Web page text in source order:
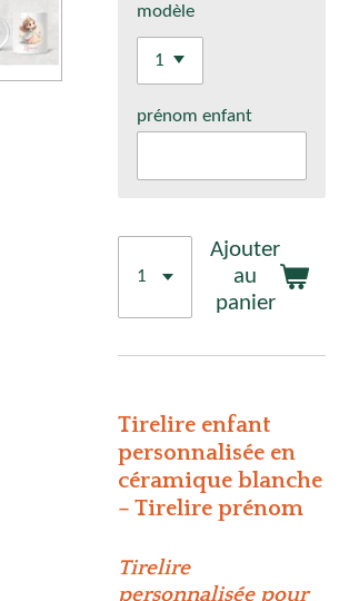
modèle
prénom enfant
Ajouter
au
panier
Tirelire enfant
personnalisée en
céramique blanche
– Tirelire prénom
Tirelire
personnalisée pour